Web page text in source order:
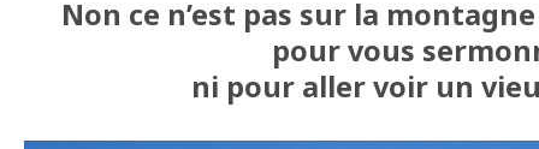
Non ce n’est pas sur la
pour vous
ni pour aller voir un